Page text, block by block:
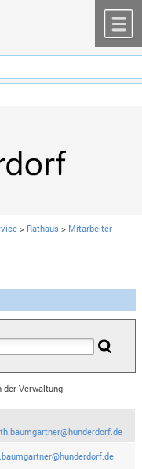
> Rathaus > Mitarbeiter
Verwaltung